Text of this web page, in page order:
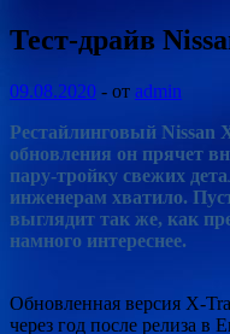
Тест-драйв
09.08.2020 - от admin
Рестайлинговый Nissan
обновления он прячет
пару-тройку свежих
инженерам хватило.
выглядит так же, как
намного интереснее.
Обновленная версия X-
через год после релиза